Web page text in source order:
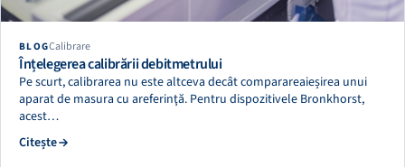
BLOGCalibrare
Înțelegerea calibrării debitmetrului
Pe scurt, calibrarea nu este altceva decât comparareaieșirea unui
aparat de masura cu areferinţă. Pentru dispozitivele Bronkhorst,
acest…
Citește